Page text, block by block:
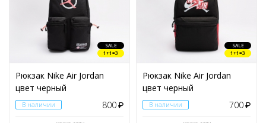
SALE
1+1=3
Рюкзак Nike Air Jordan
цвет черный
В наличии 800₽
SALE
1+1=3
Рюкзак Nike Air Jordan
цвет черный
В наличии 700₽